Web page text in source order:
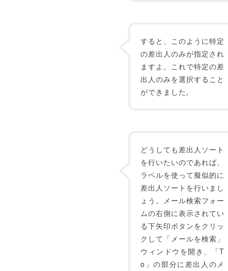
すると、このように特定
の差出人のみが指定され
ますよ。これで特定の差
出人のみを選択すること
ができました。
どうしても差出人ソート
を行いたいのであれば、
ラベルを使って擬似的に
差出人ソートを行いまし
ょう。メール検索フォー
ムの右側に表示されてい
る下矢印ボタンをクリッ
クして「メールを検索」
ウィンドウを開き、「T
o」の部分に差出人のメ